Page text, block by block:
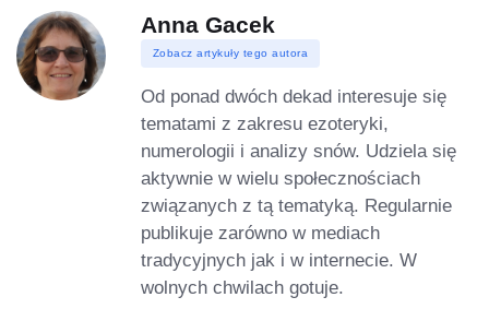
Anna Gacek
Zobacz artykuły tego autora
Od ponad dwóch dekad interesuje się
tematami z zakresu ezoteryki,
numerologii i analizy snów. Udziela się
aktywnie w wielu społecznościach
związanych z tą tematyką. Regularnie
publikuje zarówno w mediach
tradycyjnych jak i w internecie. W
wolnych chwilach gotuje.